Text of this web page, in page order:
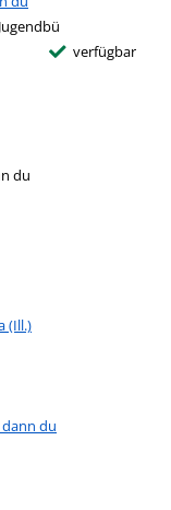
verfügbar
du
(Ill.)
dann du